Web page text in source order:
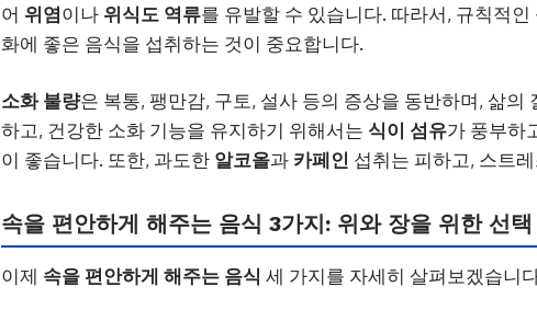
어 위염이나 위식도 역류를 유발할 수 있습니다. 따라서, 규칙적
화에 좋은 음식을 섭취하는 것이 중요합니다.
소화 불량은 복통, 팽만감, 구토, 설사 등의 증상을 동반하며, 삶
하고, 건강한 소화 기능을 유지하기 위해서는 식이 섬유가 풍부하
이 좋습니다. 또한, 과도한 알코올과 카페인 섭취는 피하고, 스트
속을 편안하게 해주는 음식 3가지: 위와 장을 위한 선택
이제 속을 편안하게 해주는 음식 세 가지를 자세히 살펴보겠습니